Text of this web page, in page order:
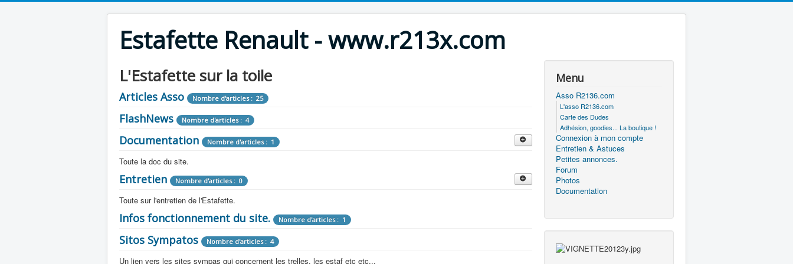
Estafette Renault - www.r213x.com
L'Estafette sur la toile
Articles Asso Nombre d'articles : 25
FlashNews Nombre d'articles : 4
Documentation Nombre d'articles : 1
Toute la doc du site.
Revue de Presse Nombre d'articles : 9
Tous les articles que l'on a vu sur l'estafette !
Camping Car Nombre d'articles : 3
Toute la doc sur les camping cars ou aménagements d'époque.
Documentation Nombre d'articles : 13
Entretien Nombre d'articles : 0
Toute sur l'entretien de l'Estafette.
Mécanique Nombre d'articles : 0
Moteur Nombre d'articles : 14
Electricité Nombre d'articles : 0
Infos fonctionnement du site. Nombre d'articles : 1
Sitos Sympatos Nombre d'articles : 4
Un lien vers les sites sympas qui concernent les trelles, les estaf etc etc...
Menu
Asso R2136.com
L'asso R2136.com
Carte des Dudes
Adhésion, goodies... La boutique !
Connexion à mon compte
Entretien & Astuces
Petites annonces.
Forum
Photos
Documentation